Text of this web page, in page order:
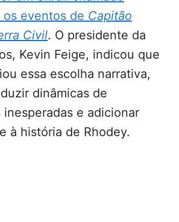
os eventos de Capitão
Civil. O presidente da
Kevin Feige, indicou que
essa escolha narrativa,
dinâmicas de
inesperadas e adicionar
à história de Rhodey.